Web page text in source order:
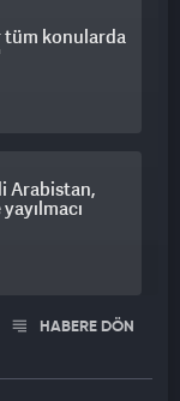
tüm konularda
Arabistan,
HABERE DÖN